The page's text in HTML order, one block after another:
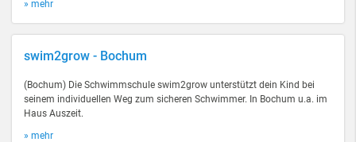
» mehr
swim2grow - Bochum
(Bochum) Die Schwimmschule swim2grow unterstützt dein Kind bei
seinem individuellen Weg zum sicheren Schwimmer. In Bochum u.a. im
Haus Auszeit.
» mehr